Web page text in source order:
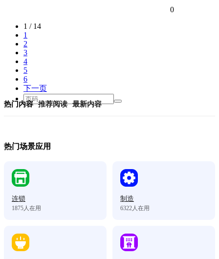
0
1 / 14
1
2
3
4
5
6
下一页
热门内容 推荐阅读 最新内容
热门场景应用
连锁
1875人在用
制造
6322人在用